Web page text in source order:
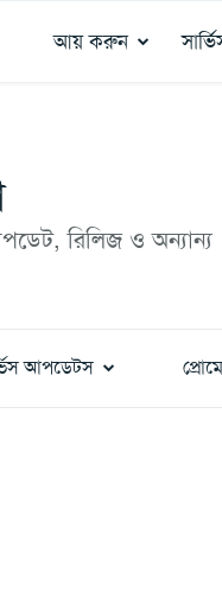
আয় করুন
রিলিজ ও অন্যান্য
আপডেটস